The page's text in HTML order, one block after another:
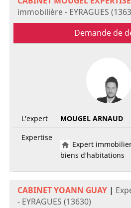
immobilière - EYRAGUES
Demande de
L'expert
MOUGEL ARNAUD
Expertise
Expert
biens d'habitations
CABINET YOANN GUAY|
- EYRAGUES (13630)